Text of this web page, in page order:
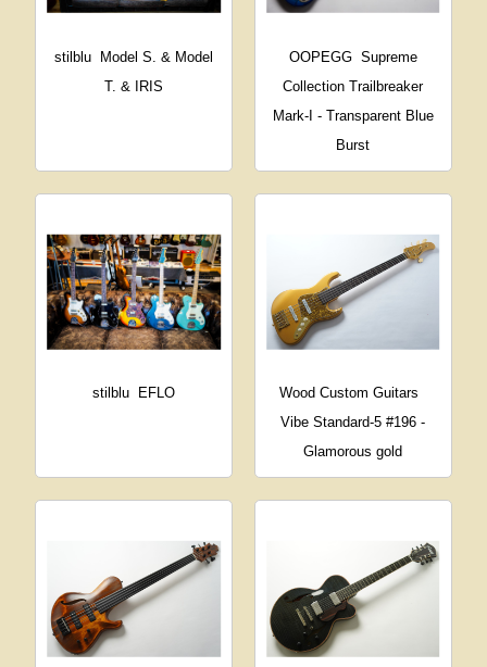
stilblu
Model S. & Model
T. & IRIS
OOPEGG Supreme
Collection Trailbreaker
Mark-I - Transparent Blue
Burst
stilblu EFLO
Wood Custom Guitars
Vibe Standard-5 #196 -
Glamorous gold